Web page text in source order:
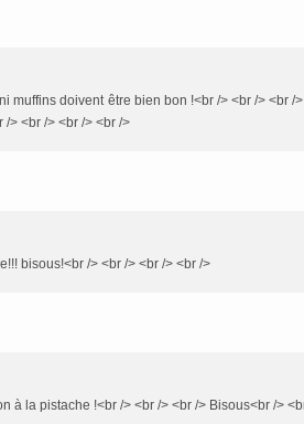
muffins doivent être bien bon !<br /> <br /> <br /
> <br /> <br /> <br />
bisous!<br /> <br /> <br /> <br />
à la pistache !<br /> <br /> <br /> Bisous<br />